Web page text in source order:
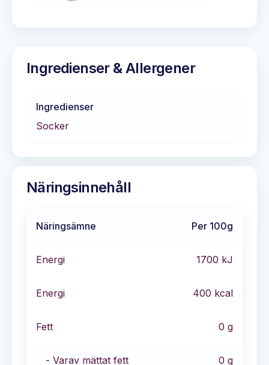
Ingredienser & Allergener
Ingredienser
Socker
Näringsinnehåll
Näringsämne Per 100g
Energi 1700 kJ
Energi 400 kcal
Fett 0 g
- Varav mättat fett 0 g